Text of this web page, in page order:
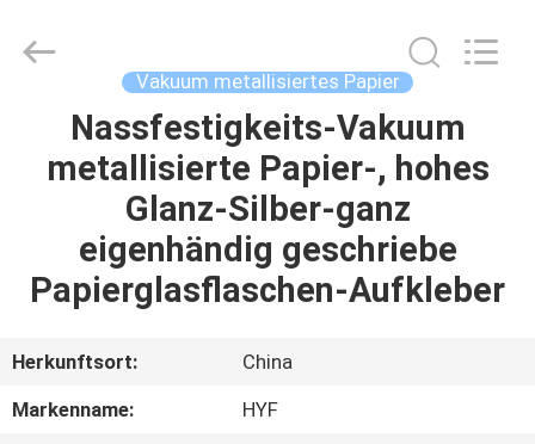
HAUS
PRODUKTE
VIDEOS
ÜBER
UNS
Ltd..
Vakuum metallisiertes Papier
Nassfestigkeits-Vakuum
metallisierte Papier-, hohes
Glanz-Silber-ganz
eigenhändig geschriebe
Papierglasflaschen-Aufkleber
Herkunftsort:
China
Markenname:
HYF